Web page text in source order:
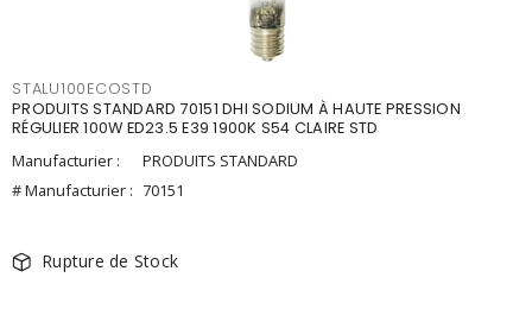
STALU100ECOSTD
PRODUITS STANDARD 70151 DHI SODIUM À HAUTE PRESSION
RÉGULIER 100W ED23.5 E39 1900K S54 CLAIRE STD
Manufacturier :
PRODUITS STANDARD
# Manufacturier : 70151
Rupture de Stock